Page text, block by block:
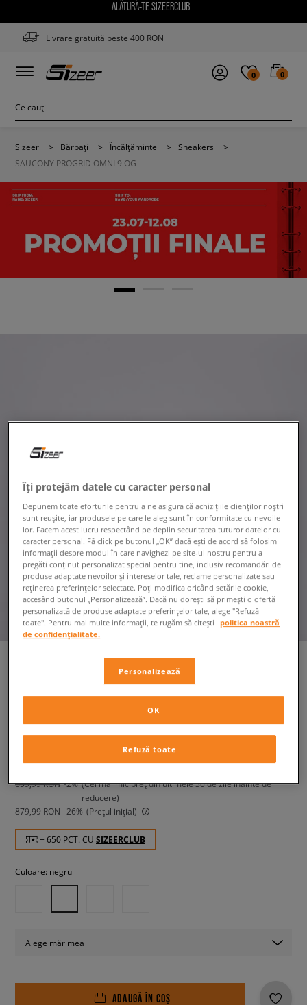
ALĂTURĂ-TE SIZEERCLUB
Livrare gratuită peste 400 RON
0 0
Sizeer > Bărbați > Încălțăminte > Sneakers
>
SAUCONY PROGRID OMNI 9 OG
SAUCONY PROGRID OMNI 9
bărbați, sneakers
649,99 RON cu TVA
659,99 RON -2% (Cel mai mic preț din ultimele 30 de zile înainte de
reducere)
879,99 RON -26% (Prețul inițial)
+ 650 PCT. CU SIZEERCLUB
Culoare: negru
Alege mărimea
ADAUGĂ ÎN COȘ
Îți protejăm datele cu caracter personal
Depunem toate eforturile pentru a ne asigura că achizițiile clienților noștri
sunt reușite, iar produsele pe care le aleg sunt în conformitate cu nevoile
lor. Facem acest lucru respectând pe deplin securitatea tuturor datelor cu
caracter personal. Fă click pe butonul „OK” dacă ești de acord să folosim
informații despre modul în care navighezi pe site-ul nostru pentru a
pregăti conținut personalizat special pentru tine, inclusiv recomandări de
produse adaptate nevoilor și intereselor tale, reclame personalizate sau
reținerea preferințelor selectate. Poți modifica oricând setările cookie,
accesând butonul „Personalizează”. Dacă nu dorești să primești o ofertă
personalizată de produse adaptate preferințelor tale, alege "Refuză
toate". Pentru mai multe informații, te rugăm să citești
politica noastră
de confidențialitate.
Personalizează
Refuză toate
OK